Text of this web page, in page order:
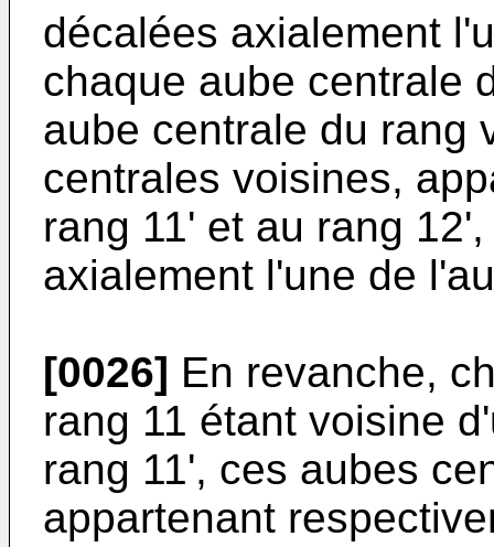
décalées axialement
chaque aube centrale
aube centrale du rang
centrales voisines,
rang 11' et au rang
axialement l'une de
[0026] En revanche,
rang 11 étant voisine
rang 11', ces aubes
appartenant